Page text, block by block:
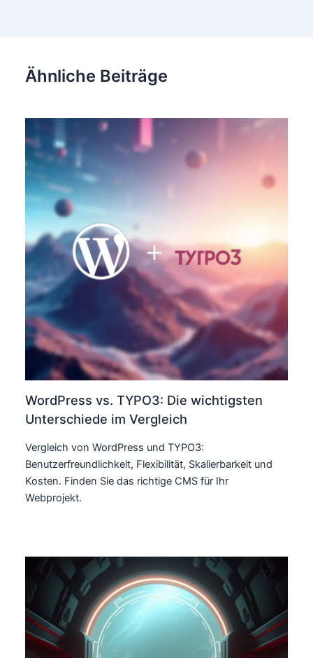
Ähnliche Beiträge
WordPress vs. TYPO3: Die wichtigsten
Unterschiede im Vergleich
Vergleich von WordPress und TYPO3:
Benutzerfreundlichkeit, Flexibilität, Skalierbarkeit und
Kosten. Finden Sie das richtige CMS für Ihr
Webprojekt.